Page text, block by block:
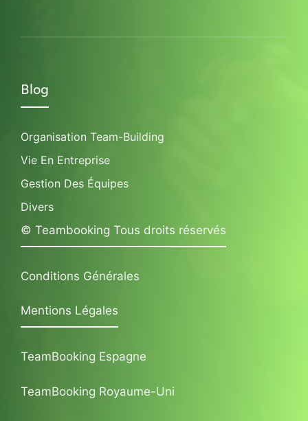
Blog
Organisation Team-Building
Vie En Entreprise
Gestion Des Équipes
Divers
© Teambooking Tous droits réservés
Conditions Générales
Mentions Légales
TeamBooking Espagne
TeamBooking Royaume-Uni